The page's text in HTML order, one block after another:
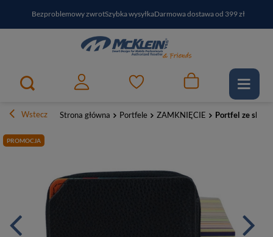
Bezproblemowy zwrotSzybka wysyłkaDarmowa dostawa od 399 zł
PayPo - kup i zapłać za30 dniZapisz się do newslettera i odbierz RABAT
Wstecz Strona główna Portfele ZAMKNIĘCIE Portfel ze
PROMOCJA